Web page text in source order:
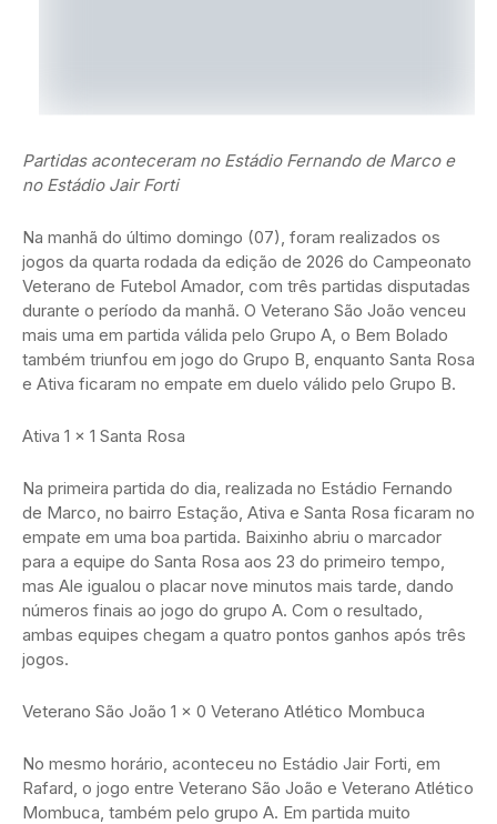
Partidas aconteceram no Estádio Fernando de Marco e
no Estádio Jair Forti
Na manhã do último domingo (07), foram realizados os
jogos da quarta rodada da edição de 2026 do Campeonato
Veterano de Futebol Amador, com três partidas disputadas
durante o período da manhã. O Veterano São João venceu
mais uma em partida válida pelo Grupo A, o Bem Bolado
também triunfou em jogo do Grupo B, enquanto Santa Rosa
e Ativa ficaram no empate em duelo válido pelo Grupo B.
Ativa 1 x 1 Santa Rosa
Na primeira partida do dia, realizada no Estádio Fernando
de Marco, no bairro Estação, Ativa e Santa Rosa ficaram no
empate em uma boa partida. Baixinho abriu o marcador
para a equipe do Santa Rosa aos 23 do primeiro tempo,
mas Ale igualou o placar nove minutos mais tarde, dando
números finais ao jogo do grupo A. Com o resultado,
ambas equipes chegam a quatro pontos ganhos após três
jogos.
Veterano São João 1 x 0 Veterano Atlético Mombuca
No mesmo horário, aconteceu no Estádio Jair Forti, em
Rafard, o jogo entre Veterano São João e Veterano Atlético
Mombuca, também pelo grupo A. Em partida muito